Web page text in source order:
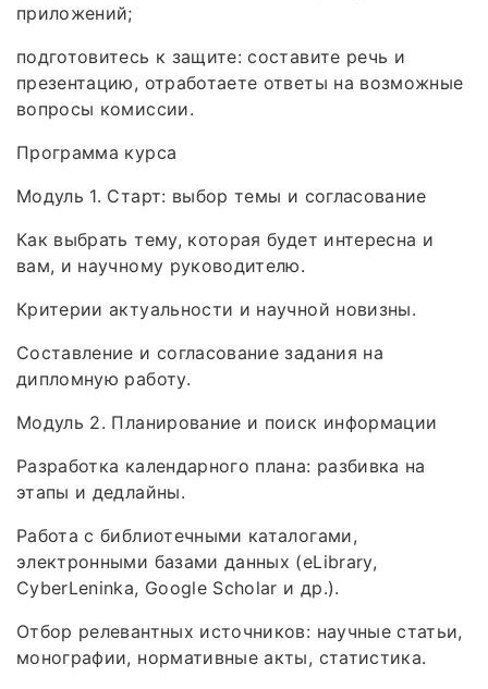
приложений;
подготовитесь к защите: составите речь и
презентацию, отработаете ответы на возможные
вопросы комиссии.
Программа курса
Модуль 1. Старт: выбор темы и согласование
Как выбрать тему, которая будет интересна и
вам, и научному руководителю.
Критерии актуальности и научной новизны.
Составление и согласование задания на
дипломную работу.
Модуль 2. Планирование и поиск информации
Разработка календарного плана: разбивка на
этапы и дедлайны.
Работа с библиотечными каталогами,
электронными базами данных (eLibrary,
CyberLeninka, Google Scholar и др.).
Отбор релевантных источников: научные статьи,
монографии, нормативные акты, статистика.